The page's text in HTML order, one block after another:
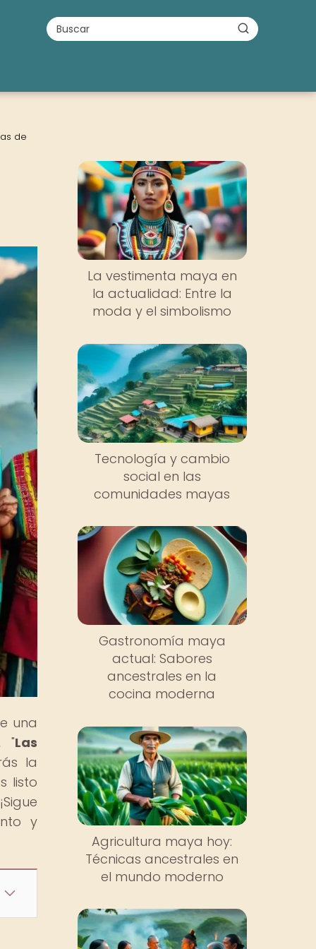
de
una
"Las
la
listo
y
La vestimenta maya en
la actualidad: Entre la
moda y el simbolismo
Tecnología y cambio
social en las
comunidades mayas
Gastronomía maya
actual: Sabores
ancestrales en la
cocina moderna
Agricultura maya hoy:
Técnicas ancestrales en
el mundo moderno